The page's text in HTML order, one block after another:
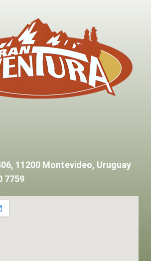
11200 Montevideo, Uruguay
7759